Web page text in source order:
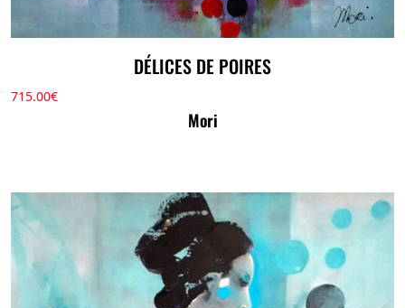
DÉLICES DE POIRES
715.00€
Mori